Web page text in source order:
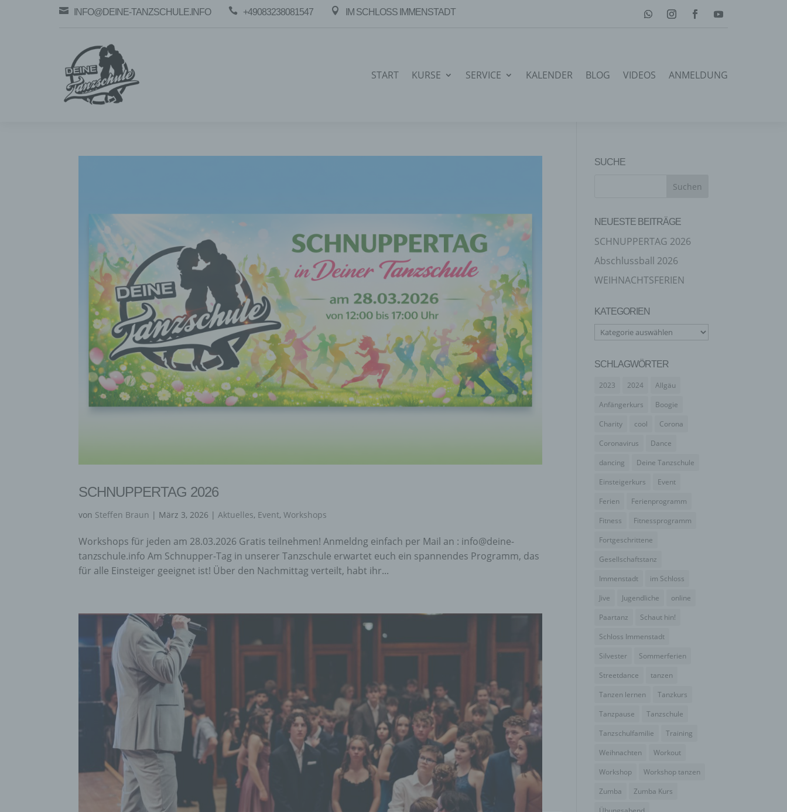
 INFO@DEINE-TANZSCHULE.INFO  +49083238081547  IM SCHLOSS IMMENSTADT
START KURSE SERVICE KALENDER BLOG VIDEOS ANMELDUNG
SCHNUPPERTAG 2026
von Steffen Braun | März 3, 2026 |Aktuelles, Event,Workshops
Workshops für jeden am 28.03.2026 Gratis teilnehmen! Anmeldng einfach per Mail an : info@deine-
tanzschule.info Am Schnupper-Tag in unserer Tanzschule erwartet euch ein spannendes Programm, das
für alle Einsteiger geeignet ist! Über den Nachmittag verteilt, habt ihr...
SUCHE
NEUESTE BEITRÄGE
SCHNUPPERTAG 2026
Abschlussball 2026
WEIHNACHTSFERIEN
KATEGORIEN
Kategorien
SCHLAGWÖRTER
2023 2024
Allgäu
Anfängerkurs
Boogie
Charity
cool
Corona
Coronavirus
Dance
dancing
Deine Tanzschule
Einsteigerkurs
Event
Ferien
Ferienprogramm
Fitness
Fitnessprogramm
Fortgeschrittene
Gesellschaftstanz
Immenstadt
im Schloss
Jive
Jugendliche
online
Paartanz
Schaut hin!
Schloss Immenstadt
Silvester
Sommerferien
Streetdance
tanzen
Tanzen lernen
Tanzkurs
Tanzpause
Tanzschule
Tanzschulfamilie
Training
Weihnachten
Workout
Workshop
Workshop tanzen
Zumba
Zumba Kurs